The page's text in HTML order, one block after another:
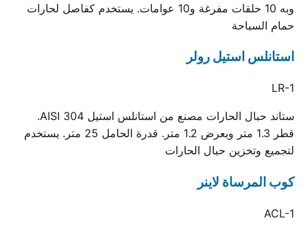
وبه 10 حلقات مفرغة و10 عوامات. يستخدم كفاصل لحارات
حمام السباحة
استانلس استيل رولر
LR-1
ستاند حبال الحارات مصنع من استانلس استيل AISI 304.
قطر 1.3 متر وبعرض 1.2 متر. قدرة الحامل 25 متر. يستخدم
لتجميع وتخزين حبال الحارات
كوب المرساة لاينر
ACL-1